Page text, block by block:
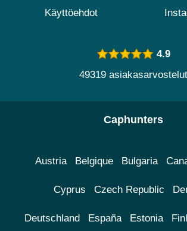
Käyttöehdot
4.9
49319 asiakasarvostelut
Caphunters
Austria Belgique Bulgaria
Cyprus Czech Republic
Deutschland España Estonia